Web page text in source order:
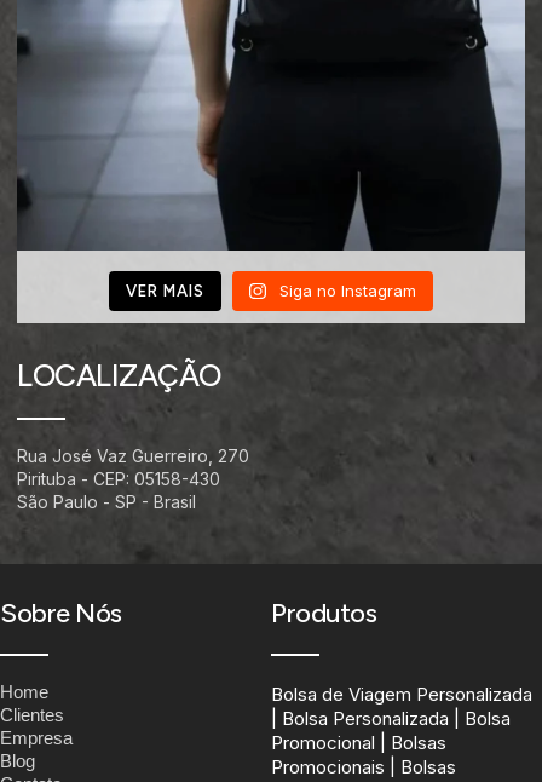
VER MAIS Siga no Instagram
LOCALIZAÇÃO
Rua José Vaz Guerreiro, 270
Pirituba - CEP: 05158-430
São Paulo - SP - Brasil
Sobre Nós
Home
Clientes
Empresa
Blog
Produtos
Bolsa de Viagem Personalizada
| Bolsa Personalizada | Bolsa
Promocional | Bolsas
Promocionais | Bolsas